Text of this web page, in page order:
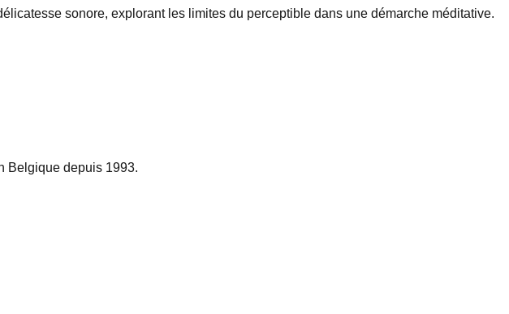
sonore, explorant les limites du perceptible dans une démarche méditative.
Belgique depuis 1993.